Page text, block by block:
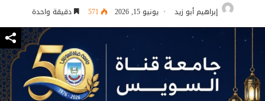
إبراهيم أبو زيد يونيو 15, 2026 571 دقيقة واحدة